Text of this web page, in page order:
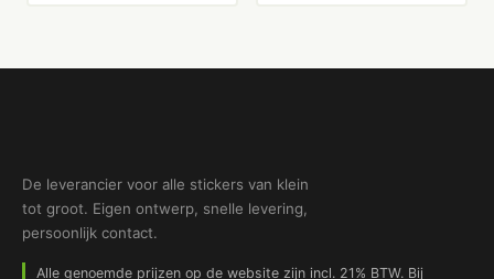
De leverancier voor alle stickers van klein
tot groot. Eigen ontwerp, snelle levering,
persoonlijk contact.
Alle genoemde prijzen op de website zijn incl. 21% BTW. Bij